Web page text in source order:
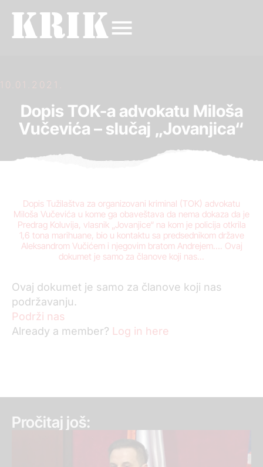
10.01.2021.
Dopis TOK-a advokatu Miloša
Vučevića – slučaj „Jovanjica“
Dopis Tužilaštva za organizovani kriminal (TOK) advokatu
Miloša Vučevića u kome ga obaveštava da nema dokaza da je
Predrag Koluvija, vlasnik „Jovanjice“ na kom je policija otkrila
1,6 tona marihuane, bio u kontaktu sa predsednikom države
Aleksandrom Vučićem i njegovim bratom Andrejem…. Ovaj
dokumet je samo za članove koji nas...
Ovaj dokumet je samo za članove koji nas
podržavanju.
Podrži nas
Already a member? Log in here
Pročitaj još: